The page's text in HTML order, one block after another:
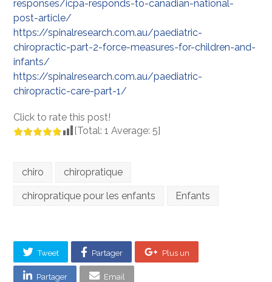
responses/icpa-responds-to-canadian-national-
post-article/
https://spinalresearch.com.au/paediatric-
chiropractic-part-2-force-measures-for-children-and-
infants/
https://spinalresearch.com.au/paediatric-
chiropractic-care-part-1/
Click to rate this post!
[Total:1 Average:5]
chiro chiropratique
chiropratique pour les enfants Enfants
Tweet Partager Plus un
Partager Email